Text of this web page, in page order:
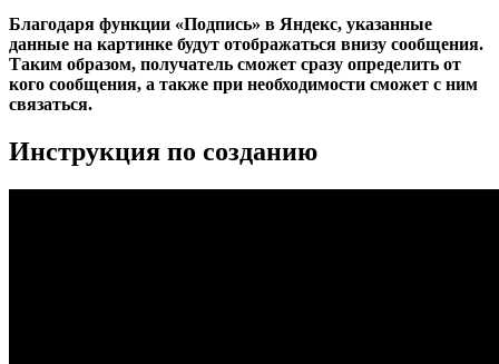
Благодаря функции «Подпись» в Яндекс, указанные
данные на картинке будут отображаться внизу сообщения.
Таким образом, получатель сможет сразу определить от
кого сообщения, а также при необходимости сможет с ним
связаться.
Инструкция по созданию